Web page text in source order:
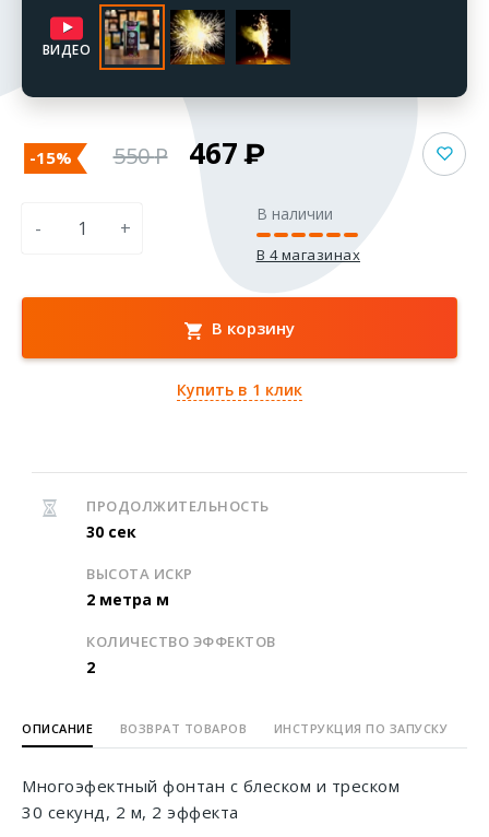
ВИДЕО
-15% 550 467
- +
В наличии
В 4 магазинах
В корзину
Купить в 1 клик
ПРОДОЛЖИТЕЛЬНОСТЬ
30 сек
ВЫСОТА ИСКР
2 метра м
КОЛИЧЕСТВО ЭФФЕКТОВ
2
ОПИСАНИЕ ВОЗВРАТ ТОВАРОВ ИНСТРУКЦИЯ ПО ЗАПУСКУ
Многоэфектный фонтан с блеском и треском
30 секунд, 2 м, 2 эффекта